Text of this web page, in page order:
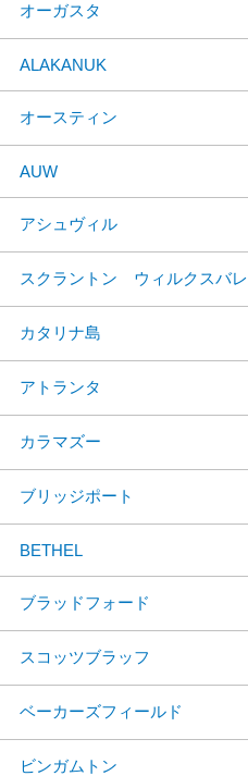
オーガスタ
ALAKANUK
オースティン
AUW
アシュヴィル
スクラントン ウィルクスバレ
カタリナ島
アトランタ
カラマズー
ブリッジポート
BETHEL
ブラッドフォード
スコッツブラッフ
ベーカーズフィールド
ビンガムトン